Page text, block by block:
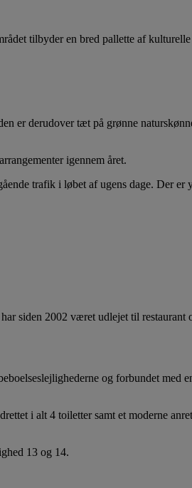
tilbyder en bred pallette af
er derudover tæt på grønne
igennem året.
trafik i løbet af ugens dage. Der er
siden 2002 været udlejet til restaurant
og forbundet med
i alt 4 toiletter samt et moderne
13 og 14.